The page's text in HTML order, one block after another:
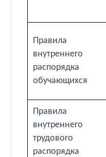
Правила
внутреннего
распорядка
обучающихся
Правила
внутреннего
трудового
распорядка